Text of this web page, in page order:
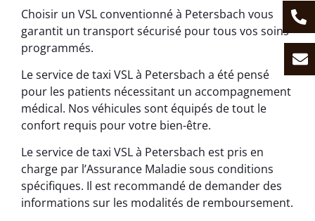
Choisir un VSL conventionné à Petersbach vous
garantit un transport sécurisé pour tous vos soins
programmés.
Le service de taxi VSL à Petersbach a été pensé
pour les patients nécessitant un accompagnement
médical. Nos véhicules sont équipés de tout le
confort requis pour votre bien-être.
Le service de taxi VSL à Petersbach est pris en
charge par l’Assurance Maladie sous conditions
spécifiques. Il est recommandé de demander des
informations sur les modalités de remboursement.